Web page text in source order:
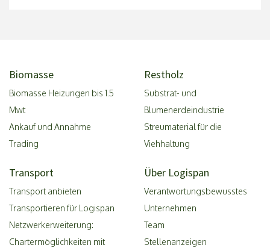
Biomasse
Biomasse Heizungen bis 1.5
Mwt
Ankauf und Annahme
Trading
Restholz
Substrat- und
Blumenerdeindustrie
Streumaterial für die
Viehhaltung
Transport
Transport anbieten
Transportieren für Logispan
Netzwerkerweiterung:
Chartermöglichkeiten mit
Über Logispan
Verantwortungsbewusstes
Unternehmen
Team
Stellenanzeigen